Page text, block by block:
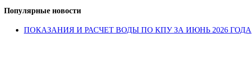
Популярные новости
ПОКАЗАНИЯ И РАСЧЕТ ВОДЫ ПО КПУ ЗА ИЮНЬ 2026 ГОДА